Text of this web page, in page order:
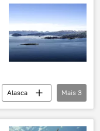
Alasca
Mais 3